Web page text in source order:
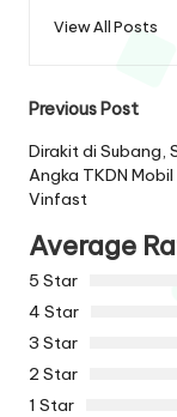
View All Posts
Post
Previous Post
Dirakit di Subang,
Angka TKDN
Vinfast
Average
5 Star
4 Star
3 Star
2 Star
1 Star